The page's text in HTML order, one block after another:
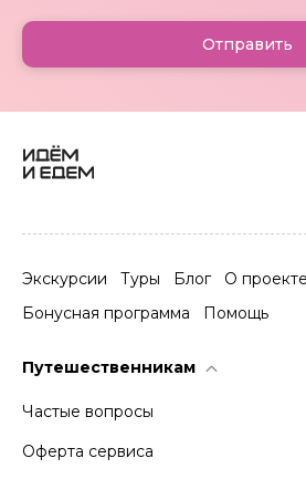
Экскурсии Туры Блог
О проекте
Бонусная программа
Помощь
Путешественникам
Частые вопросы
Оферта сервиса
Отправить